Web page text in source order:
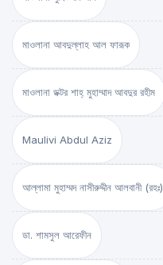
মাওলানা আবদুল্লাহ আল ফারূক
মাওলানা ডক্টর শাহ্‌ মুহাম্মাদ আবদুর রহীম
Maulivi Abdul Aziz
আল্লামা মুহাম্মদ নাসীরুদ্দীন আলবানী (রহঃ)
ডা. শামসুল আরেফীন